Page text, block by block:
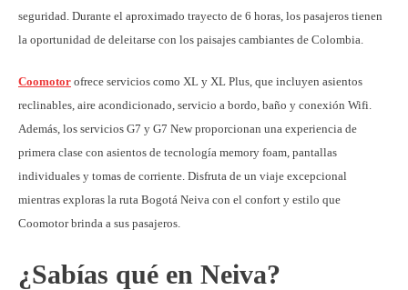
seguridad. Durante el aproximado trayecto de 6 horas, los pasajeros tienen
la oportunidad de deleitarse con los paisajes cambiantes de Colombia.
Coomotor ofrece servicios como XL y XL Plus, que incluyen asientos
reclinables, aire acondicionado, servicio a bordo, baño y conexión Wifi.
Además, los servicios G7 y G7 New proporcionan una experiencia de
primera clase con asientos de tecnología memory foam, pantallas
individuales y tomas de corriente. Disfruta de un viaje excepcional
mientras exploras la ruta Bogotá Neiva con el confort y estilo que
Coomotor brinda a sus pasajeros.
¿Sabías qué en Neiva?